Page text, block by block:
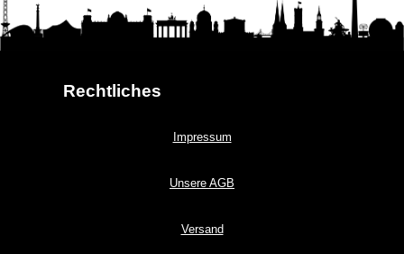
Rechtliches
Impressum
Unsere AGB
Versand